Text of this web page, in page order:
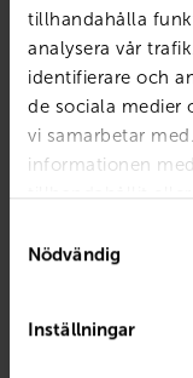
tillhandahålla
analysera vår
identifierare och
de sociala medier
vi samarbetar
informationen
tillhandahållit
Nödvändig
Inställningar